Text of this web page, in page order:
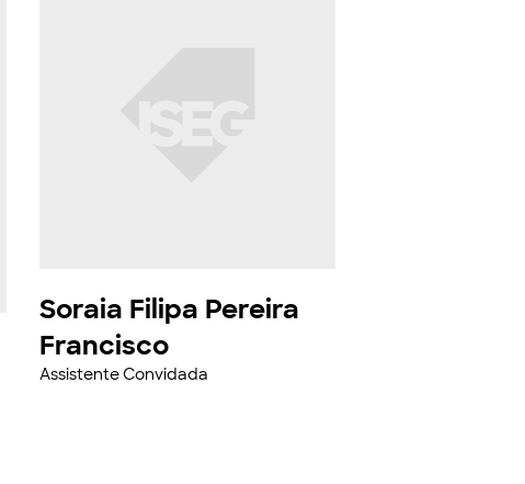
Soraia Filipa Pereira
Francisco
Assistente Convidada